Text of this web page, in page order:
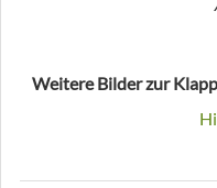
Weitere Bilder zur